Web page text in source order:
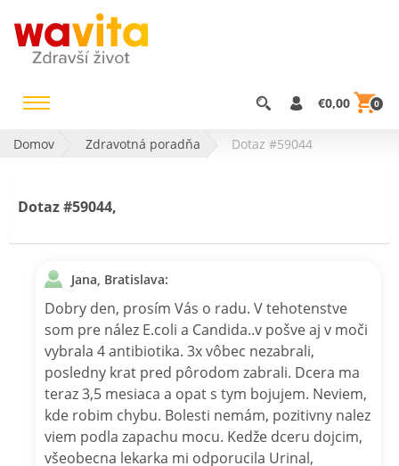
€0,00 0
Domov Zdravotná poradňa Dotaz #59044
Dotaz #59044,
Jana, Bratislava:
Dobry den, prosím Vás o radu. V tehotenstve
som pre nález E.coli a Candida..v pošve aj v moči
vybrala 4 antibiotika. 3x vôbec nezabrali,
posledny krat pred pôrodom zabrali. Dcera ma
teraz 3,5 mesiaca a opat s tym bojujem. Neviem,
kde robim chybu. Bolesti nemám, pozitivny nalez
viem podla zapachu mocu. Kedže dceru dojcim,
všeobecna lekarka mi odporucila Urinal,